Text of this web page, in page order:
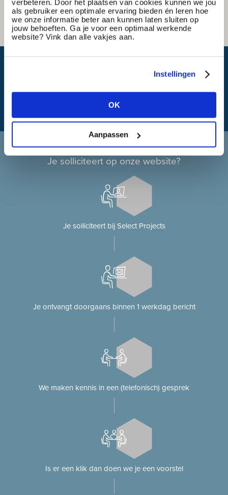
verbeteren. Door het plaatsen van cookies kunnen we jou
als gebruiker een optimale ervaring bieden én leren hoe
we onze informatie beter aan kunnen laten sluiten op
jouw behoeften. Ga je voor een optimaal werkende
website? Vink dan alle vakjes aan.
Instellingen
OK
Aanpassen
Solliciteren bij Select Projects
Je solliciteert op onze website?
Je solliciteert bij Select Projects
Je ontvangt doorgaans binnen 1 werkdag bericht
We maken kennis in een (telefonisch) gesprek
Is er een klik dan doen we je een voorstel